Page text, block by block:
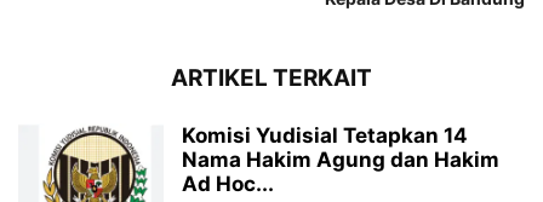
ARTIKEL TERKAIT
Komisi Yudisial Tetapkan 14
Nama Hakim Agung dan Hakim
Ad Hoc...